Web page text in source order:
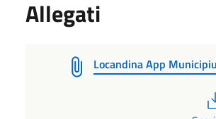
Allegati
Locandina App